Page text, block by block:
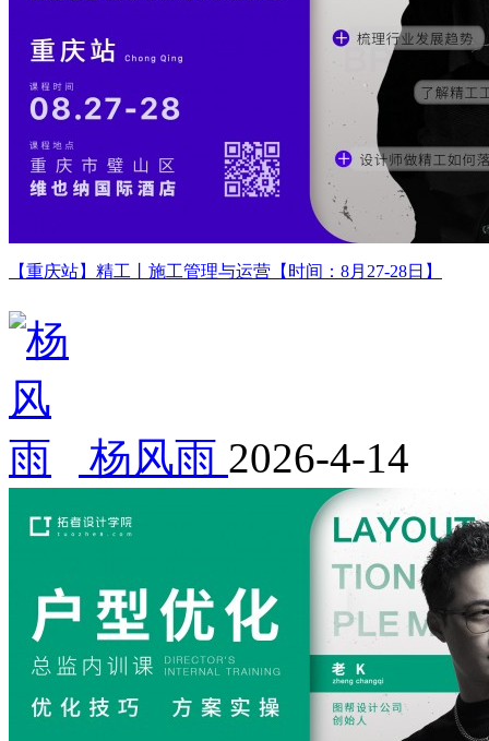
【重庆站】精工丨施工管理与运营【时间：8月27-28日】
杨风雨 2026-4-14